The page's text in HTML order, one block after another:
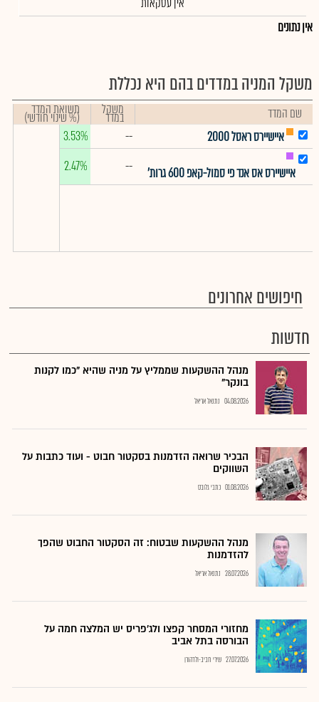
אין נתונים
משקל המניה במדדים בהם היא נכללת
שם המדד משקל
במדד תשואת המדד
(% שינוי חודשי)
איישיירס ראסל 2000
--
3.53%
איישיירס אס אנד פי סמול-קאפ 600 גרות' --
2.47%
חיפושים אחרונים
חדשות
מנהל ההשקעות שממליץ על מניה שהיא "כמו לקנות
בונקר"
04.08.2026 נתנאל אריאל
הבכיר שרואה הזדמנות בסקטור חבוט - ועוד כתבות על
השווקים
01.08.2026 כתבי גלובס
מנהל ההשקעות שבטוח: זה הסקטור החבוט שהפך
להזדמנות
28.07.2026 נתנאל אריאל
מחזורי המסחר קפצו ולג'פריס יש המלצה חמה על
הבורסה בתל אביב
27.07.2026 שירי חביב-ולדהורן